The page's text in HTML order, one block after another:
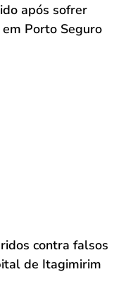
após sofrer
Porto Seguro
contra falsos
de Itagimirim